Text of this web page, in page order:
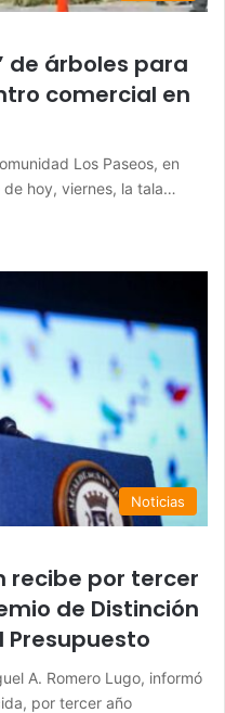
de árboles para
comercial en
Los Paseos, en
hoy, viernes, la tala…
Noticias
recibe por tercer
de Distinción
Presupuesto
A. Romero Lugo, informó
por tercer año